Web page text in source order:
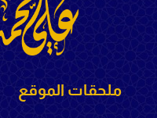
ملحقات الموقع